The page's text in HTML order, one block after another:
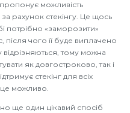
можливість
рахунок стекінгу. Це щось
потрібно «заморозити»
чого її буде виплачено
відрізняються, тому можна
як довгостроково, так і
стекінг для всіх
це можливо.
ще один цікавий спосіб